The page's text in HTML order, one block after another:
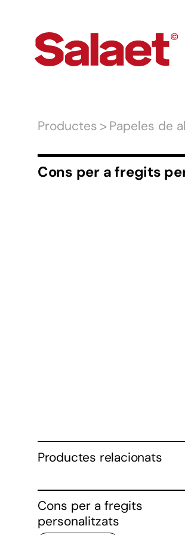
Productes Papeles de
Cons per a fregits
Productes relacionats
Cons per a fregits
personalitzats